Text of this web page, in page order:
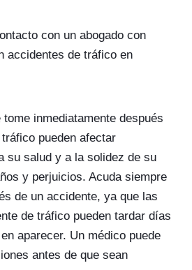
con un abogado con
accidentes de tráfico en
inmediatamente después
pueden afectar
su salud y a la solidez de su
y perjuicios. Acuda siempre
de un accidente, ya que las
de tráfico pueden tardar días
aparecer. Un médico puede
antes de que sean